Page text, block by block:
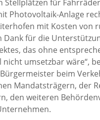
Stellplätzen für
Photovoltaik-Anlage
mit Kosten von
Dank für die
das ohne
umsetzbar wäre“,
beim
Mandatsträgern, der
den weiteren